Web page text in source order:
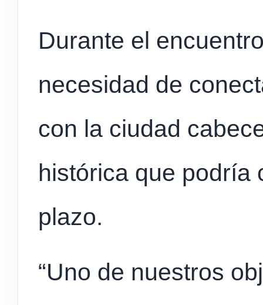
Durante el
necesidad de
con la ciudad
histórica que podría
plazo.
“Uno de nuestros